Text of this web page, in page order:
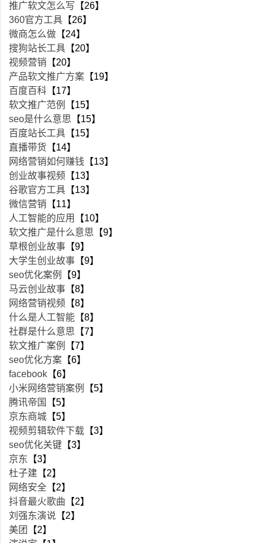
推广软文怎么写 【26】
360官方工具 【26】
微商怎么做 【24】
搜狗站长工具 【20】
视频营销 【20】
产品软文推广方案 【19】
百度百科 【17】
软文推广范例
【15】
seo是什么意思 【15】
百度站长工具 【15】
直播带货 【14】
网络营销如何赚钱 【13】
创业故事视频 【13】
谷歌官方工具 【13】
微信营销 【11】
人工智能的应用
【10】
软文推广是什么意思 【9】
草根创业故事 【9】
大学生创业故事 【9】
seo优化案例
【9】
马云创业故事 【8】
网络营销视频 【8】
什么是人工智能 【8】
社群是什么意思 【7】
软文推广案例
【7】
seo优化方案 【6】
facebook 【6】
小米网络营销案例
【5】
腾讯帝国
【5】
京东商城 【5】
视频剪辑软件下载 【3】
seo优化关键 【3】
京东 【3】
杜子建 【2】
网络安全 【2】
抖音最火歌曲 【2】
刘强东演说 【2】
美团
【2】